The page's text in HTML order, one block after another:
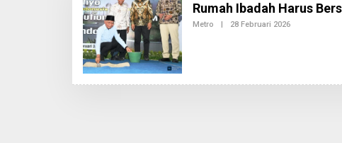
Rumah Ibadah Harus
Metro | 28 Februari 2026
M